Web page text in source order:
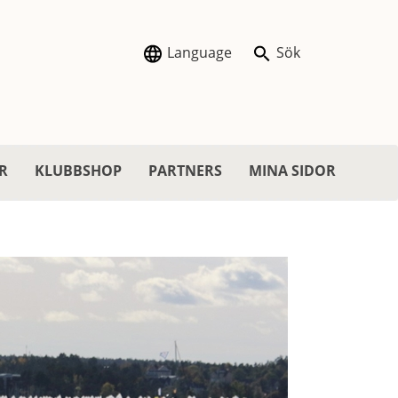
Language Sök
KLUBBSHOP PARTNERS MINA SIDOR